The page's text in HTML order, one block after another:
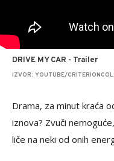
DRIVE MY CAR - Trailer
IZVOR: YOUTUBE/
Drama, za minut kraća
iznova? Zvuči
liče na neki od onih